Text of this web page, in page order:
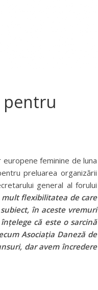
pentru
feminine de luna
preluarea organizării
general al forului
mult flexibilitatea de care
în aceste vremuri
că este o sarcină
Asociația Daneză de
dar avem încredere